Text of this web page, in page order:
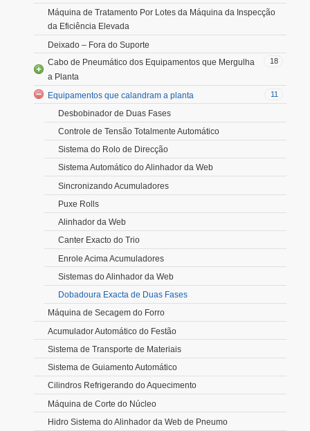
Máquina de Tratamento Por Lotes da Máquina da Inspecção
da Eficiência Elevada
Deixado – Fora do Suporte
18
Cabo de Pneumático dos Equipamentos que Mergulha
a Planta
11
Equipamentos que calandram a planta
Desbobinador de Duas Fases
Controle de Tensão Totalmente Automático
Sistema do Rolo de Direcção
Sistema Automático do Alinhador da Web
Sincronizando Acumuladores
Puxe Rolls
Alinhador da Web
Canter Exacto do Trio
Enrole Acima Acumuladores
Sistemas do Alinhador da Web
Dobadoura Exacta de Duas Fases
Máquina de Secagem do Forro
Acumulador Automático do Festão
Sistema de Transporte de Materiais
Sistema de Guiamento Automático
Cilindros Refrigerando do Aquecimento
Máquina de Corte do Núcleo
Hidro Sistema do Alinhador da Web de Pneumo